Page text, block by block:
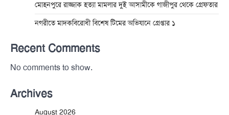
মোহনপুরে রাজ্জাক হত্যা মামলার দুই আসামীকে গাজীপুর থেকে গ্রেফতার
নগরীতে মাদকবিরোধী বিশেষ টিমের অভিযানে গ্রেপ্তার ১
Recent Comments
No comments to show.
Archives
August 2026